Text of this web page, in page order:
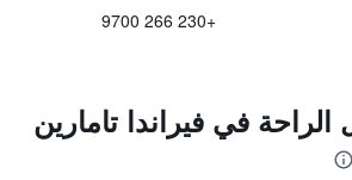
+230 266 9700
الراحة في فيراندا تامارين